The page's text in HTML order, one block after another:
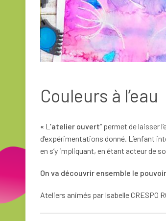
Couleurs à l’eau
« L ’atelier ouvert” permet de laisser
d’expérimentations donné. L’enfant
en s’y impliquant, en étant acteur de
On va découvrir ensemble le
Ateliers animés par Isabelle CRESPO